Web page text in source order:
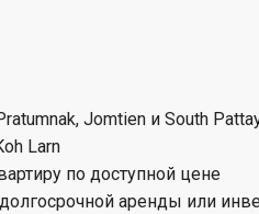
Jomtien и South
Larn
по доступной цене
аренды или